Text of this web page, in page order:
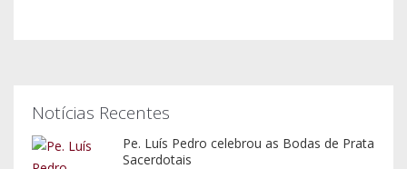
Notícias Recentes
Pe. Luís Pedro celebrou as Bodas de Prata
Sacerdotais